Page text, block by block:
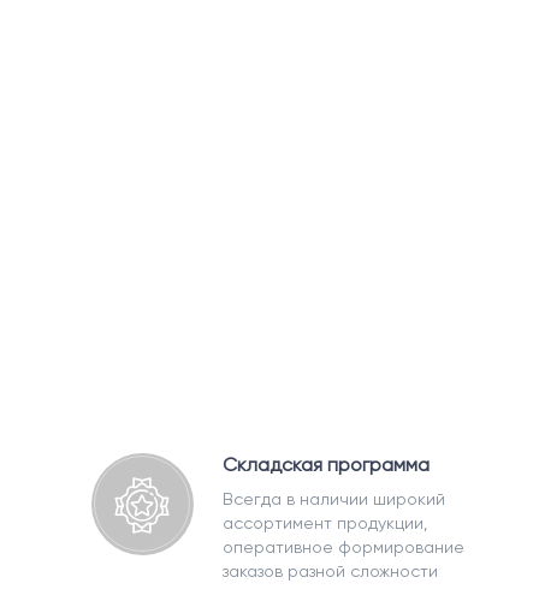
Складская программа
Всегда в наличии широкий
ассортимент продукции,
оперативное формирование
заказов разной сложности